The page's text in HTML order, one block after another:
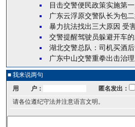
目击交警便民政策实施第
广东云浮原交警队长为包
暴力抗法找出三大原因 受
交警提醒驾驶员躲避开车的
湖北交警总队：司机买酒
广东中山交警重拳出击治
■ 我来说两句
用 户：
匿名发出：
请各位遵纪守法并注意语言文明。